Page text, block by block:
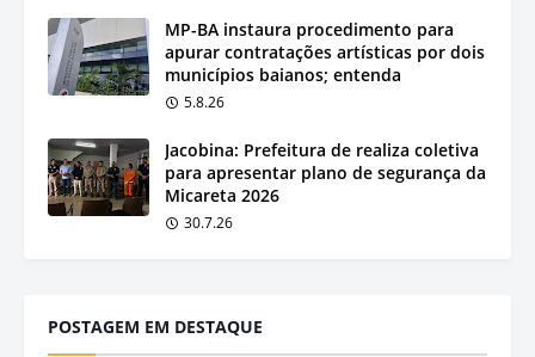
MP-BA instaura procedimento para
apurar contratações artísticas por dois
municípios baianos; entenda
5.8.26
Jacobina: Prefeitura de realiza coletiva
para apresentar plano de segurança da
Micareta 2026
30.7.26
POSTAGEM EM DESTAQUE